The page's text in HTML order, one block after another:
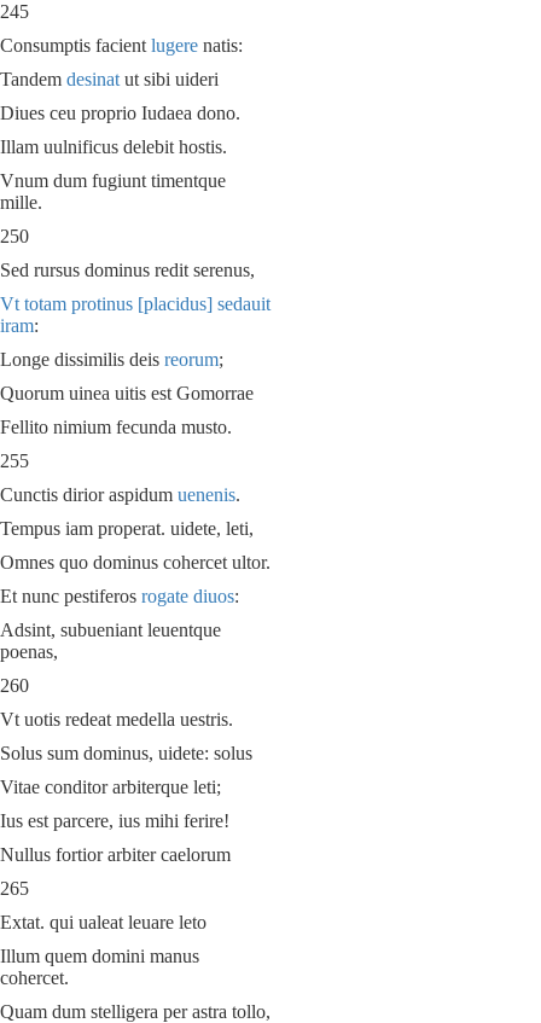
245
Consumptis facient lugere natis:
Tandem desinat ut sibi uideri
Diues ceu proprio Iudaea dono.
Illam uulnificus delebit hostis.
Vnum dum fugiunt timentque
mille.
250
Sed rursus dominus redit serenus,
Vt totam protinus [placidus] sedauit
iram:
Longe dissimilis deis reorum;
Quorum uinea uitis est Gomorrae
Fellito nimium fecunda musto.
255
Cunctis dirior aspidum uenenis.
Tempus iam properat. uidete, leti,
Omnes quo dominus cohercet ultor.
Et nunc pestiferos rogate diuos:
Adsint, subueniant leuentque
poenas,
260
Vt uotis redeat medella uestris.
Solus sum dominus, uidete: solus
Vitae conditor arbiterque leti;
Ius est parcere, ius mihi ferire!
Nullus fortior arbiter caelorum
265
Extat. qui ualeat leuare leto
Illum quem domini manus
cohercet.
Quam dum stelligera per astra tollo,